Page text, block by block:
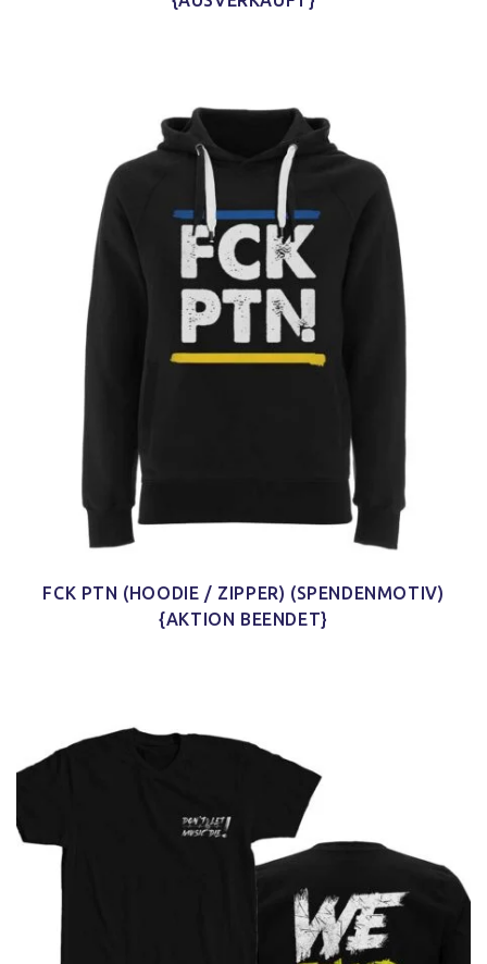
FCK PTN (HOODIE / ZIPPER) (SPENDENMOTIV)
{AKTION BEENDET}